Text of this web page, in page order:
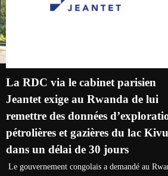
La RDC via le cabinet parisien
Jeantet exige au Rwanda de lui
remettre des données
pétrolières et gazières du lac Kivu
dans un délai de 30 jours
Le gouvernement congolais a demandé au